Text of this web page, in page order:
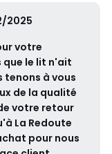
2025
votre
que le lit n'ait
tenons à vous
de la qualité
votre retour
La Redoute
pour nous